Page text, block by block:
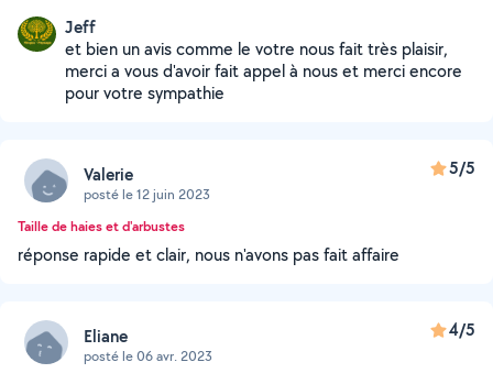
Jeff
et bien un avis comme le votre nous fait très plaisir,
merci a vous d'avoir fait appel à nous et merci encore
pour votre sympathie
Valerie
posté le 12 juin 2023
5/5
Taille de haies et d'arbustes
réponse rapide et clair, nous n'avons pas fait affaire
Eliane
posté le 06 avr. 2023
4/5